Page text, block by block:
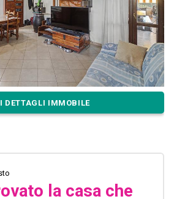
DETTAGLI IMMOBILE
la casa che